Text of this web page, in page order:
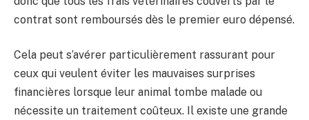
contrat sont remboursés dès le premier euro dépensé.
Cela peut s’avérer particulièrement rassurant pour
ceux qui veulent éviter les mauvaises surprises
financières lorsque leur animal tombe malade ou
nécessite un traitement coûteux. Il existe une grande